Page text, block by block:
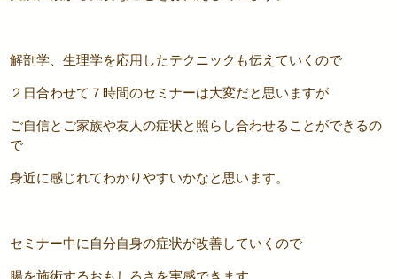
解剖学、生理学を応用したテクニックも伝えていくので
２日合わせて７時間のセミナーは大変だと思いますが
ご自信とご家族や友人の症状と照らし合わせることができるの
で
身近に感じれてわかりやすいかなと思います。
セミナー中に自分自身の症状が改善していくので